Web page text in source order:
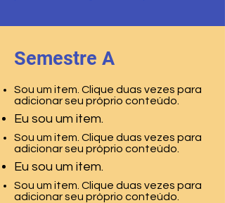
Semestre A
Sou um item. Clique duas vezes para
adicionar seu próprio conteúdo.
Eu sou um item.
Sou um item. Clique duas vezes para
adicionar seu próprio conteúdo.
Eu sou um item.
Sou um item. Clique duas vezes para
adicionar seu próprio conteúdo.